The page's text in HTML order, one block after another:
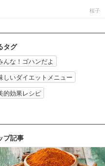
桜子
タグ
な！ゴハンだよ
しいダイエットメニュー
的効果レシピ
プ記事